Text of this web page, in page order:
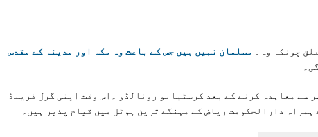
چونکہ وہ۔
مسلمان نہیں ہیں جس کے باعث وہ مکہ اور مدینہ کے مقدس
سے معاہدہ کرنے کے بعد کرسٹیانو رونالڈو ۔اس وقت اپنی گرل فرینڈ
دارالحکومت ریاض کے مہنگے ترین ہوٹل میں قیام پذیر ہیں۔